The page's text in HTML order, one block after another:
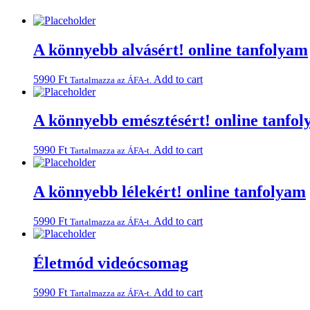
A könnyebb alvásért! online tanfolyam
5990 Ft Tartalmazza az ÁFA-t. Add to cart
A könnyebb emésztésért! online
5990 Ft Tartalmazza az ÁFA-t. Add to cart
A könnyebb lélekért! online tanfolyam
5990 Ft Tartalmazza az ÁFA-t. Add to cart
Életmód videócsomag
5990 Ft Tartalmazza az ÁFA-t. Add to cart